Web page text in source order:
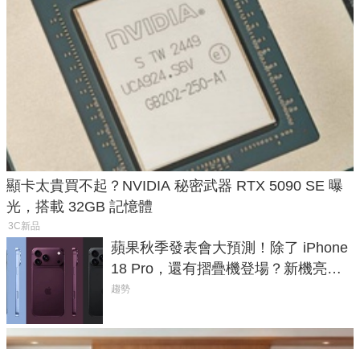
顯卡太貴買不起？NVIDIA 秘密武器 RTX 5090 SE 曝
光，搭載 32GB 記憶體
3C新品
蘋果秋季發表會大預測！除了 iPhone
18 Pro，還有摺疊機登場？新機亮點
預測一次看
趨勢